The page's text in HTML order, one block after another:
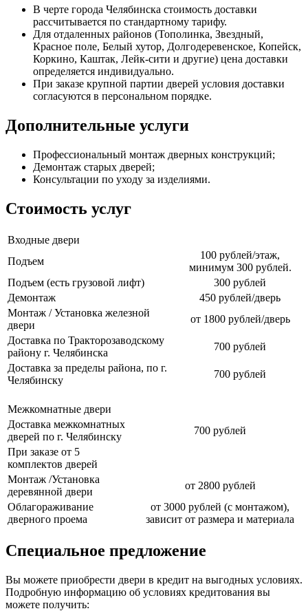
В черте города Челябинска стоимость доставки
рассчитывается по стандартному тарифу.
Для отдаленных районов (Тополинка, Звездный,
Красное поле, Белый хутор, Долгодеревенское, Копейск,
Коркино, Каштак, Лейк-сити и другие) цена доставки
определяется индивидуально.
При заказе крупной партии дверей условия доставки
согласуются в персональном порядке.
Дополнительные услуги
Профессиональный монтаж дверных конструкций;
Демонтаж старых дверей;
Консультации по уходу за изделиями.
Стоимость услуг
Входные двери
Подъем
100 рублей/этаж,
минимум 300 рублей.
Подъем (есть грузовой лифт)
300 рублей
Демонтаж
450 рублей/дверь
Монтаж / Установка железной
двери
от 1800 рублей/дверь
Доставка по Тракторозаводскому
району г. Челябинска
700 рублей
Доставка за пределы района, по г.
Челябинску
700 рублей
Межкомнатные двери
Доставка межкомнатных
дверей по г. Челябинску
700 рублей
При заказе от 5
комплектов дверей
Монтаж /Установка
деревянной двери
от 2800 рублей
Облагораживание
дверного проема
от 3000 рублей (с монтажом),
зависит от размера и материала
Специальное предложение
Вы можете приобрести двери в кредит на выгодных условиях.
Подробную информацию об условиях кредитования вы
можете получить: